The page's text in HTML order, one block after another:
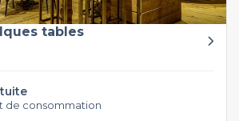
tables
de consommation